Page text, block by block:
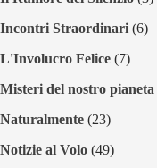
Incontri Straordinari (6)
L'Involucro Felice (7)
Misteri del nostro pianeta
Naturalmente (23)
Notizie al Volo (49)